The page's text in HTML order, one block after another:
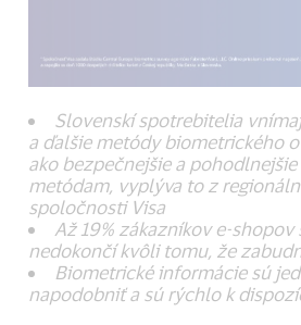
Slovenskí spotrebitelia
a ďalšie metódy biometrického
ako bezpečnejšie a
metódam, vyplýva to z
spoločnosti Visa
Až 19% zákazníkov e-
nedokončí kvôli tomu, že
Biometrické informácie sú
napodobniť a sú rýchlo k